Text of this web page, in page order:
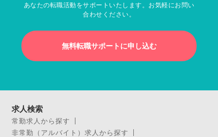
あなたの転職活動をサポートいたします。お気軽にお問い
合わせください。
無料転職サポートに申し込む
求人検索
常勤求人から探す
非常勤（アルバイト）求人から探す